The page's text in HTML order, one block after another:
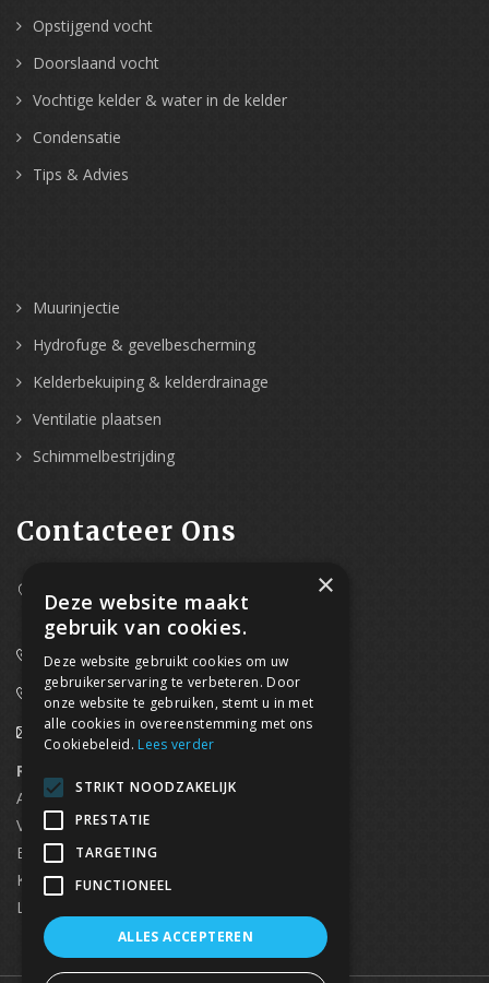
Opstijgend vocht
Doorslaand vocht
Vochtige kelder & water in de kelder
Condensatie
Tips & Advies
Muurinjectie
Hydrofuge & gevelbescherming
Kelderbekuiping & kelderdrainage
Ventilatie plaatsen
Schimmelbestrijding
Contacteer Ons
Westpoort 37B,
2070 Zwijndrecht
0800/61 667 (24/7 bereikbaar)
03/369.60.29
info@waterdicht-vochtbestrijding.be
Regionaal contact
Antwerpen
03/369.60.29
Vlaams Brabant & Brussel
Brugge
Kortrijk
Limburg
×
Deze website maakt
gebruik van cookies.
Deze website gebruikt cookies om uw
gebruikerservaring te verbeteren. Door
onze website te gebruiken, stemt u in met
alle cookies in overeenstemming met ons
Cookiebeleid. Lees verder
STRIKT NOODZAKELIJK
PRESTATIE
TARGETING
FUNCTIONEEL
ALLES ACCEPTEREN